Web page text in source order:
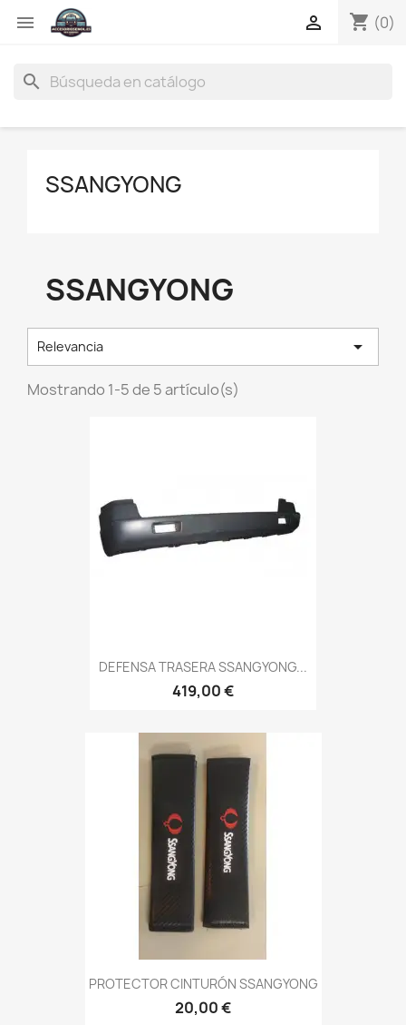
 shopping_cart (0)

search
SSANGYONG
SSANGYONG
Relevancia 
Mostrando 1-5 de 5 artículo(s)
DEFENSA TRASERA SSANGYONG...
419,00 €
PROTECTOR CINTURÓN SSANGYONG
20,00 €